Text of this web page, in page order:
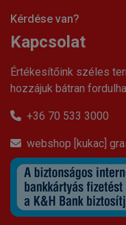
Kérdése van?
Kapcsolat
Értékesítőink széles
hozzájuk bátran
+36 70 533 3000
webshop [kukac]